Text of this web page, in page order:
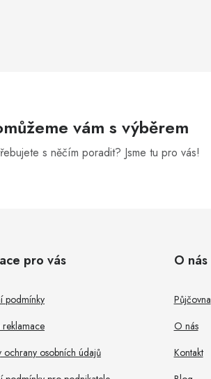
vám s výběrem
s něčím poradit? Jsme tu pro vás!
pro vás
podmínky
ochrany osobních údajů
O nás
Půjčovna
O nás
Kontakt